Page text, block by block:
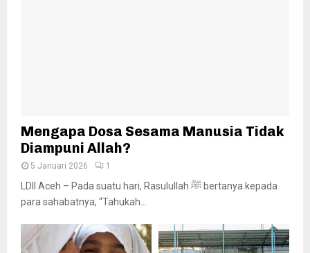
Mengapa Dosa Sesama Manusia Tidak
Diampuni Allah?
5 Januari 2026 1
LDII Aceh – Pada suatu hari, Rasulullah ﷺ bertanya kepada
para sahabatnya, “Tahukah...